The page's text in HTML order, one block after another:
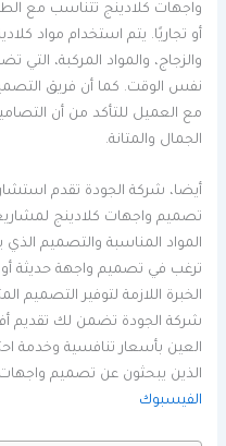
واجهات كلادينج تتناسب مع
أو تجاريًا. يتم استخدام مواد
والزجاج، والمواد المركبة،
نفس الوقت. كما أن فريق
مع العميل للتأكد من أن
الجمال والمتانة.
أيضا، شركة الجودة تقدم
تصميم واجهات كلادينج
المواد المناسبة والتصميم
ترغب في تصميم واجهة حديثة
الخبرة اللازمة لتوفير التصميم
شركة الجودة تضمن لك تقديم
العين بأسعار تنافسية وخدمة
الذين يبحثون عن تصميم واجهات
الفيسبوك